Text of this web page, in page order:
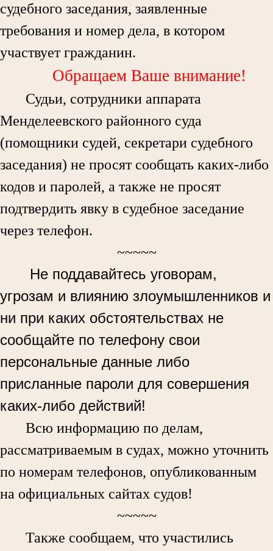
судебного заседания, заявленные
требования и номер дела, в котором
участвует гражданин.
Обращаем Ваше внимание!
Судьи, сотрудники аппарата
Менделеевского районного суда
(помощники судей, секретари судебного
заседания) не просят сообщать каких-либо
кодов и паролей, а также не просят
подтвердить явку в судебное заседание
через телефон.
~~~~~
Не поддавайтесь уговорам,
угрозам и влиянию злоумышленников и
ни при каких обстоятельствах не
сообщайте по телефону свои
персональные данные либо
присланные пароли для совершения
каких-либо действий!
Всю информацию по делам,
рассматриваемым в судах, можно уточнить
по номерам телефонов, опубликованным
на официальных сайтах судов!
~~~~~
Также сообщаем, что участились